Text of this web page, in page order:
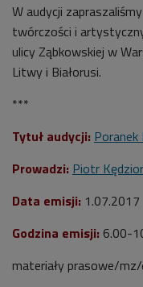
W audycji
twórczości i
ulicy Ząbkowskiej w
Litwy i Białorusi.
***
Tytuł audycji: Poranek
Prowadzi: Piotr
Data emisji: 1.07.2017
Godzina emisji: 6.00-
materiały prasowe/